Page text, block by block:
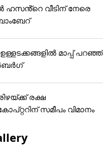
ഹസൻ്റെ വീടിന് നേരെ
മാപ്പ് പറഞ്ഞ്
രക്ഷ
സമീപം വിമാനം